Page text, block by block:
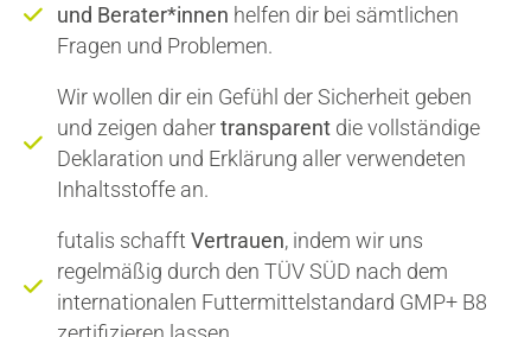
und Berater*innen helfen dir bei sämtlichen
Fragen und Problemen.
Wir wollen dir ein Gefühl der Sicherheit geben
und zeigen dahertransparentdie vollständige
Deklaration und Erklärung aller verwendeten
Inhaltsstoffe an.
futalis schafft Vertrauen, indem wir uns
regelmäßig durch den TÜV SÜD nach dem
internationalen Futtermittelstandard GMP+ B8